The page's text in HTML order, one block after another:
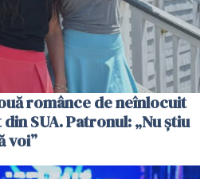
românce de neînlocuit
SUA. Patronul: „Nu știu
voi”